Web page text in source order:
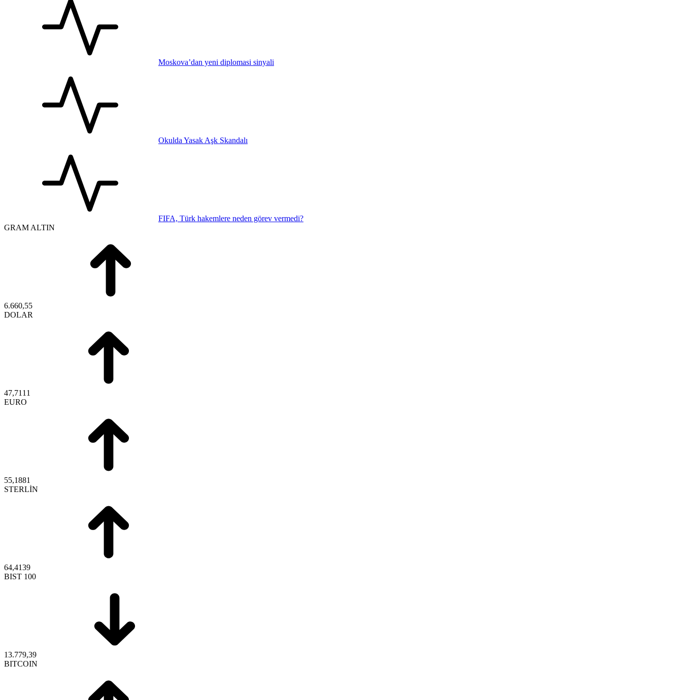
Moskova’dan yeni diplomasi sinyali
Okulda Yasak Aşk Skandalı
FIFA, Türk hakemlere neden görev vermedi?
GRAM ALTIN
6.660,55
DOLAR
47,7111
EURO
55,1881
STERLİN
64,4139
BIST 100
13.779,39
BITCOIN